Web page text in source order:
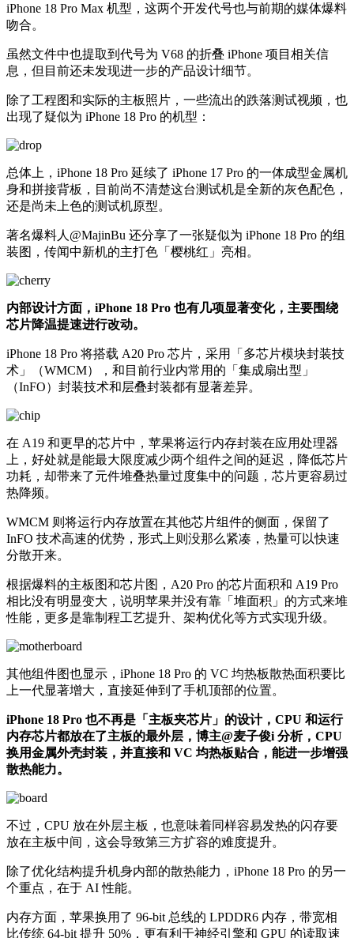
iPhone 18 Pro Max 机型，这两个开发代号也与前期的媒体爆料
吻合。
虽然文件中也提取到代号为 V68 的折叠 iPhone 项目相关信
息，但目前还未发现进一步的产品设计细节。
除了工程图和实际的主板照片，一些流出的跌落测试视频，也
出现了疑似为 iPhone 18 Pro 的机型：
总体上，iPhone 18 Pro 延续了 iPhone 17 Pro 的一体成型金属机
身和拼接背板，目前尚不清楚这台测试机是全新的灰色配色，
还是尚未上色的测试机原型。
著名爆料人@MajinBu 还分享了一张疑似为 iPhone 18 Pro 的组
装图，传闻中新机的主打色「樱桃红」亮相。
内部设计方面，iPhone 18 Pro 也有几项显著变化，主要围绕
芯片降温提速进行改动。
iPhone 18 Pro 将搭载 A20 Pro 芯片，采用「多芯片模块封装技
术」（WMCM），和目前行业内常用的「集成扇出型」
（InFO）封装技术和层叠封装都有显著差异。
在 A19 和更早的芯片中，苹果将运行内存封装在应用处理器
上，好处就是能最大限度减少两个组件之间的延迟，降低芯片
功耗，却带来了元件堆叠热量过度集中的问题，芯片更容易过
热降频。
WMCM 则将运行内存放置在其他芯片组件的侧面，保留了
InFO 技术高速的优势，形式上则没那么紧凑，热量可以快速
分散开来。
根据爆料的主板图和芯片图，A20 Pro 的芯片面积和 A19 Pro
相比没有明显变大，说明苹果并没有靠「堆面积」的方式来堆
性能，更多是靠制程工艺提升、架构优化等方式实现升级。
其他组件图也显示，iPhone 18 Pro 的 VC 均热板散热面积要比
上一代显著增大，直接延伸到了手机顶部的位置。
iPhone 18 Pro 也不再是「主板夹芯片」的设计，CPU 和运行
内存芯片都放在了主板的最外层，博主@麦子俊i 分析，CPU
换用金属外壳封装，并直接和 VC 均热板贴合，能进一步增强
散热能力。
不过，CPU 放在外层主板，也意味着同样容易发热的闪存要
放在主板中间，这会导致第三方扩容的难度提升。
除了优化结构提升机身内部的散热能力，iPhone 18 Pro 的另一
个重点，在于 AI 性能。
内存方面，苹果换用了 96-bit 总线的 LPDDR6 内存，带宽相
比传统 64-bit 提升 50%，更有利于神经引擎和 GPU 的读取速